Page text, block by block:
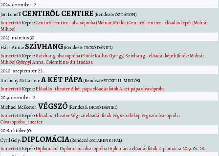
2024. december 12.
JonLonoff: CENTIRŐL CENTIRE (Rendező:ŐZE ÁRON)
IsmertetőKépek:Centiről centire - olvasópróba (Molnár Miklós)Centiről centire - előadásképek (Molnár
Miklós)
2023. március 30.
Hárs Anna:SZÍVHANG(Rendező:DICSŐ DÁNIEL)
IsmertetőKépek: Szívhang olvasópróba (Fotók: Kallus György) Szívhang - előadásképek (fotók: Molnár
Miklós)Györgyi Anna, Colombina-díj átadása
2020. szeptember 22.
AnthonyMcCarten:A KÉT PÁPA(Rendező:VECSEI H. MIKLÓS)
IsmertetőKépek:Előadás_theaterA két pápa előadásfotókA két pápa olvasópróba
2019. december 12.
MichaelMcKeever:VÉGSZÓ (Rendező:DICSŐ DÁNIEL)
IsmertetőKépek:Előadás_theaterVégszó előadásfotókVégszó előképVégszó olvasópróba
Olvasópróba_theater
2018. október 30.
CyrilGely:DIPLOMÁCIA(Rendező:SZTARENKI PÁL)
IsmertetőKépek:DiplomáciaDiplomácia olvasópróbaDiplomácia előadásfotókDiplomácia 2019. 01. 28.